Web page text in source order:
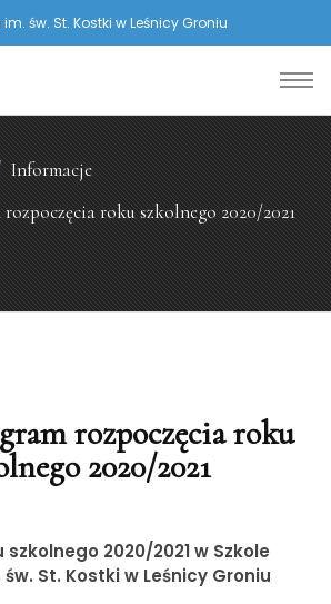
św. St. Kostki w Leśnicy Groniu
Informacje
roku szkolnego 2020/2021
rozpoczęcia roku
2020/2021
szkolnego 2020/2021w Szkole
St. Kostki w Leśnicy Groniu